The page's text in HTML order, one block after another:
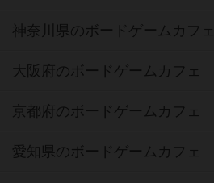
神奈川県のボードゲームカフェ
大阪府のボードゲームカフェ
京都府のボードゲームカフェ
愛知県のボードゲームカフェ